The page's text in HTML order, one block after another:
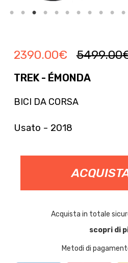
2390.00€ 5499.00
TREK - ÉMONDA
BICI DA CORSA
Usato - 2018
Acquista in totale
scopri di
Metodi di